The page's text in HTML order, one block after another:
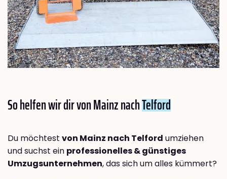
So helfen wir dir von Mainz nachTelford
Du möchtest von Mainz nach Telford umziehen
und suchst ein professionelles & günstiges
Umzugsunternehmen, das sich um alles kümmert?